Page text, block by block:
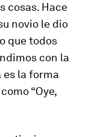
cosas. Hace
novio le dio
que todos
con la
es la forma
“Oye,